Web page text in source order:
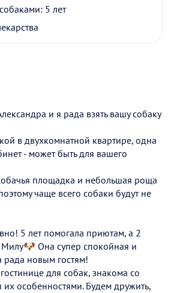
5 лет
и я рада взять вашу собаку
в двухкомнатной квартире, одна
- может быть для вашего
площадка и небольшая роща
чаще всего собаки будут не
5 лет помогала приютам, а 2
Она супер спокойная и
рада новым гостям!
для собак, знакома со
особенностями. Будем дружить,